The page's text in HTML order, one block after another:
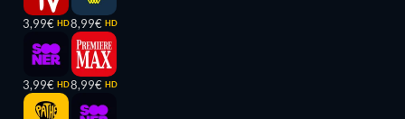
3,99€ HD
3,99€ HD
8,99€ HD
8,99€ HD